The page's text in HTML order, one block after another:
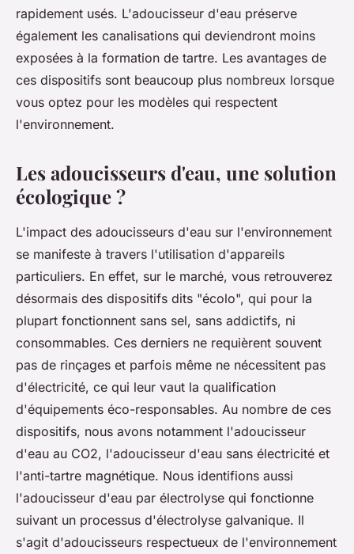
rapidement usés. L'adoucisseur d'eau préserve
également les canalisations qui deviendront moins
exposées à la formation de tartre. Les avantages de
ces dispositifs sont beaucoup plus nombreux lorsque
vous optez pour les modèles qui respectent
l'environnement.
Les adoucisseurs d'eau, une solution
écologique ?
L'impact des adoucisseurs d'eau sur l'environnement
se manifeste à travers l'utilisation d'appareils
particuliers. En effet, sur le marché, vous retrouverez
désormais des dispositifs dits "écolo", qui pour la
plupart fonctionnent sans sel, sans addictifs, ni
consommables. Ces derniers ne requièrent souvent
pas de rinçages et parfois même ne nécessitent pas
d'électricité, ce qui leur vaut la qualification
d'équipements éco-responsables. Au nombre de ces
dispositifs, nous avons notamment l'adoucisseur
d'eau au CO2, l'adoucisseur d'eau sans électricité et
l'anti-tartre magnétique. Nous identifions aussi
l'adoucisseur d'eau par électrolyse qui fonctionne
suivant un processus d'électrolyse galvanique. Il
s'agit d'adoucisseurs respectueux de l'environnement